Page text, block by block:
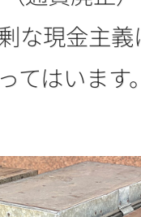
な現金主
てはいます